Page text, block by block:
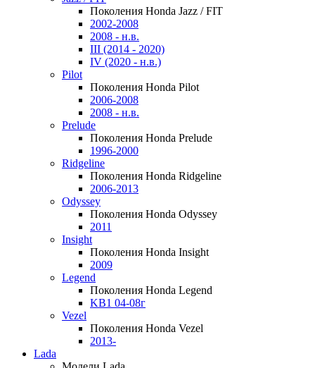
Поколения Honda Jazz / FIT
2002-2008
2008 - н.в.
III (2014 - 2020)
IV (2020 - н.в.)
Pilot
Поколения Honda Pilot
2006-2008
2008 - н.в.
Prelude
Поколения Honda Prelude
1996-2000
Ridgeline
Поколения Honda Ridgeline
2006-2013
Odyssey
Поколения Honda Odyssey
2011
Insight
Поколения Honda Insight
2009
Legend
Поколения Honda Legend
KB1 04-08г
Vezel
Поколения Honda Vezel
2013-
Lada